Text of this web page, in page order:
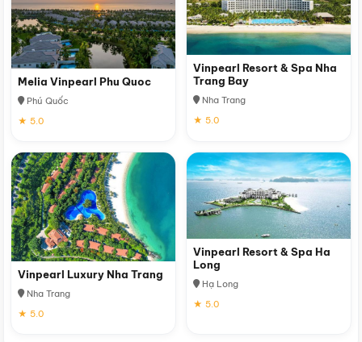
Melia Vinpearl Phu Quoc
Phú Quốc
★ 5.0
Vinpearl Resort & Spa Nha
Trang Bay
Nha Trang
★ 5.0
Vinpearl Luxury Nha Trang
Nha Trang
★ 5.0
Vinpearl Resort & Spa Ha
Long
Hạ Long
★ 5.0